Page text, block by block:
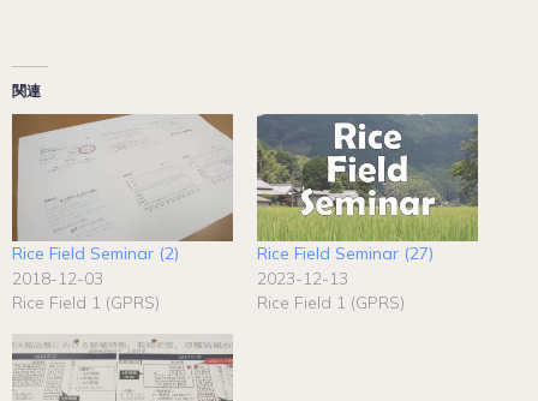
関連
Rice Field Seminar (2)
2018-12-03
Rice Field 1 (GPRS)
Rice Field Seminar (27)
2023-12-13
Rice Field 1 (GPRS)